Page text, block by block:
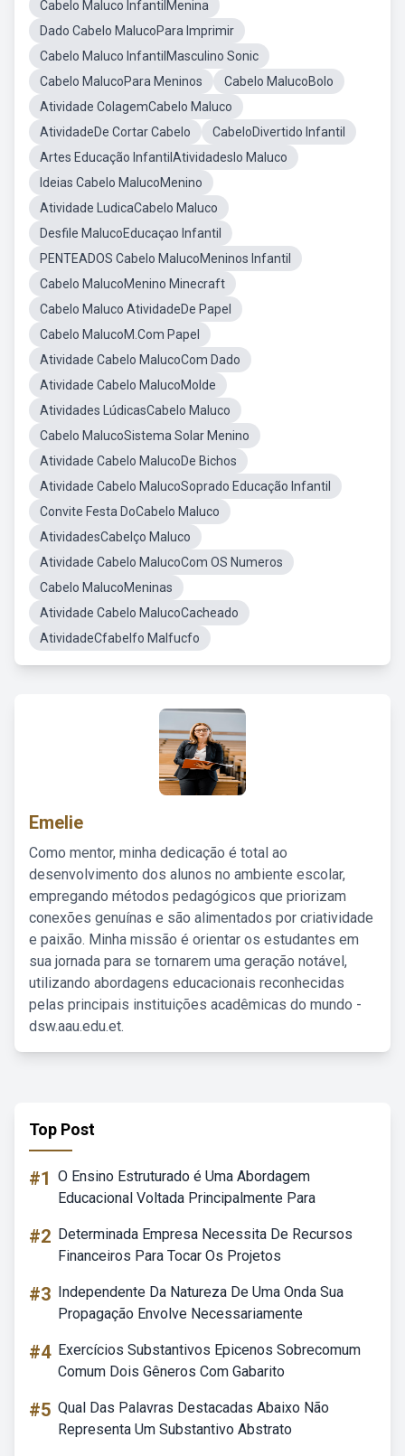
Cabelo Maluco InfantilMenina
Dado Cabelo MalucoPara Imprimir
Cabelo Maluco InfantilMasculino Sonic
Cabelo MalucoPara Meninos
Cabelo MalucoBolo
Atividade ColagemCabelo Maluco
AtividadeDe Cortar Cabelo
CabeloDivertido Infantil
Artes Educação InfantilAtividadeslo Maluco
Ideias Cabelo MalucoMenino
Atividade LudicaCabelo Maluco
Desfile MalucoEducaçao Infantil
PENTEADOS Cabelo MalucoMeninos Infantil
Cabelo MalucoMenino Minecraft
Cabelo Maluco AtividadeDe Papel
Cabelo MalucoM.Com Papel
Atividade Cabelo MalucoCom Dado
Atividade Cabelo MalucoMolde
Atividades LúdicasCabelo Maluco
Cabelo MalucoSistema Solar Menino
Atividade Cabelo MalucoDe Bichos
Atividade Cabelo MalucoSoprado Educação Infantil
Convite Festa DoCabelo Maluco
AtividadesCabelço Maluco
Atividade Cabelo MalucoCom OS Numeros
Cabelo MalucoMeninas
Atividade Cabelo MalucoCacheado
AtividadeCfabelfo Malfucfo
Emelie
Como mentor, minha dedicação é total ao
desenvolvimento dos alunos no ambiente escolar,
empregando métodos pedagógicos que priorizam
conexões genuínas e são alimentados por criatividade
e paixão. Minha missão é orientar os estudantes em
sua jornada para se tornarem uma geração notável,
utilizando abordagens educacionais reconhecidas
pelas principais instituições acadêmicas do mundo -
dsw.aau.edu.et.
Top Post
#1 O Ensino Estruturado é Uma Abordagem
Educacional Voltada Principalmente Para
#2 Determinada Empresa Necessita De Recursos
Financeiros Para Tocar Os Projetos
#3 Independente Da Natureza De Uma Onda Sua
Propagação Envolve Necessariamente
#4 Exercícios Substantivos Epicenos Sobrecomum
Comum Dois Gêneros Com Gabarito
#5 Qual Das Palavras Destacadas Abaixo Não
Representa Um Substantivo Abstrato